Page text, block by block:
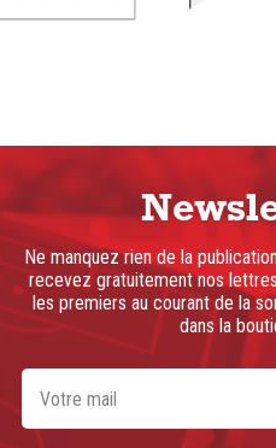
Ne manquez rien de la
recevez gratuitement nos
les premiers au courant de la
dans la